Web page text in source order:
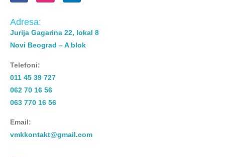
Adresa:
Jurija Gagarina 22, lokal 8
Novi Beograd – A blok
Telefoni:
011 45 39 727
062 70 16 56
063 770 16 56
Email:
vmkkontakt@gmail.com